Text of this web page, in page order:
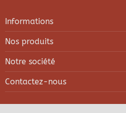
Informations
Nos produits
Notre société
Contactez-nous